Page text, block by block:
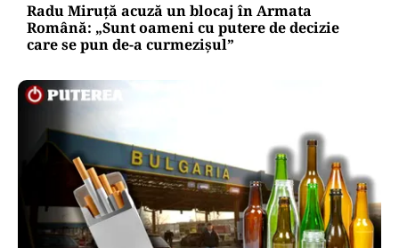
Radu Miruță acuză un blocaj în Armata
Română: „Sunt oameni cu putere de decizie
care se pun de-a curmezișul”